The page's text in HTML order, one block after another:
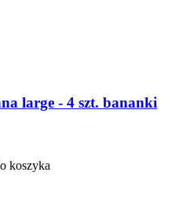
large - 4 szt. bananki
koszyka